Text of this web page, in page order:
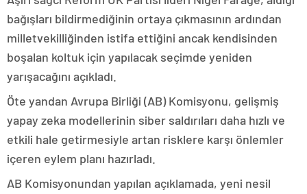
bağışları bildirmediğinin ortaya çıkmasının ardından
milletvekilliğinden istifa ettiğini ancak kendisinden
boşalan koltuk için yapılacak seçimde yeniden
yarışacağını açıkladı.
Öte yandan Avrupa Birliği (AB) Komisyonu, gelişmiş
yapay zeka modellerinin siber saldırıları daha hızlı ve
etkili hale getirmesiyle artan risklere karşı önlemler
içeren eylem planı hazırladı.
AB Komisyonundan yapılan açıklamada, yeni nesil